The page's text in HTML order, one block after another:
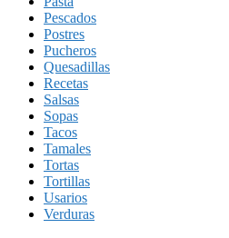
Pescados
Postres
Pucheros
Quesadillas
Recetas
Salsas
Sopas
Tacos
Tamales
Tortas
Tortillas
Usarios
Verduras